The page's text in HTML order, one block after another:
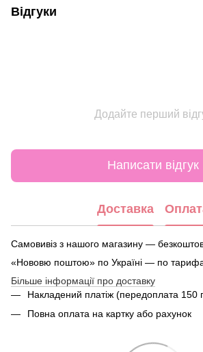
Відгуки
Додайте перший
Написати відгук
Доставка
Самовивіз з нашого магазину —
«Нововю поштою» по Україні — по
Більше інформації про доставку
Накладений платіж (передоплата 150
Повна оплата на картку або рахунок